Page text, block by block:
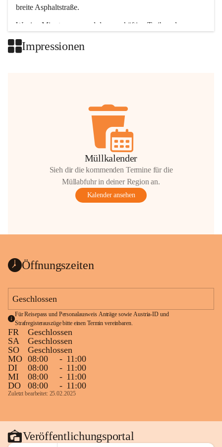
breite Asphaltstraße.
Wenige Minuten nur, und das geschäftige Treiben der
Impressionen
Müllkalender
Sieh dir die kommenden Termine für die
Müllabfuhr in deiner Region an.
Kalender ansehen
Öffnungszeiten
Geschlossen
Für Reisepass und Personalausweis Anträge sowie Austria-ID und
Strafregisterauszüge bitte einen Termin vereinbaren.
FR
Geschlossen
SA
Geschlossen
SO
Geschlossen
MO 08:00 - 11:00
DI
08:00 - 11:00
MI
08:00 - 11:00
DO
08:00 - 11:00
Zuletzt bearbeitet: 25.02.2025
Veröffentlichungsportal